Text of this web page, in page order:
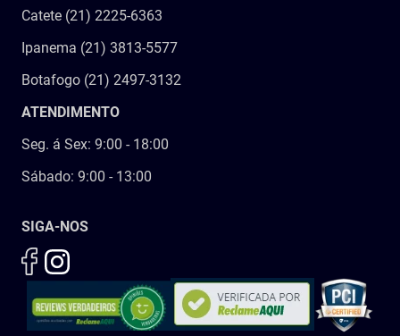
Catete (21) 2225-6363
Ipanema (21) 3813-5577
Botafogo (21) 2497-3132
ATENDIMENTO
Seg. á Sex: 9:00 - 18:00
Sábado: 9:00 - 13:00
SIGA-NOS